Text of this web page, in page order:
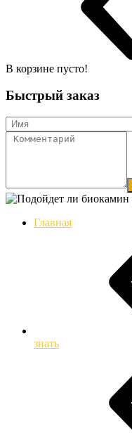
В корзине пусто!
Быстрый заказ
Главная
знать